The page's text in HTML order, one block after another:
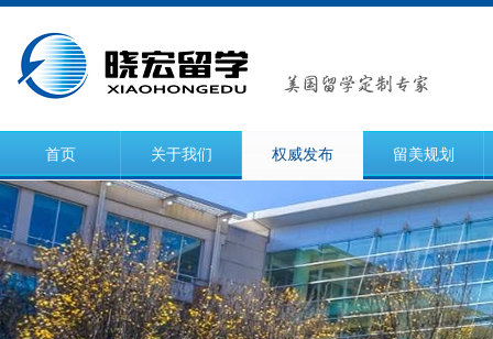
首页 关于我们 权威发布 留美规划